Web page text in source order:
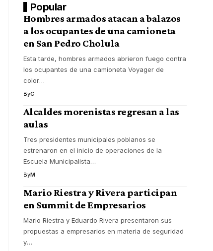
Popular
Hombres armados atacan a balazos
a los ocupantes de una camioneta
en San Pedro Cholula
Esta tarde, hombres armados abrieron fuego contra
los ocupantes de una camioneta Voyager de
color…
ByC
Alcaldes morenistas regresan a las
aulas
Tres presidentes municipales poblanos se
estrenaron en el inicio de operaciones de la
Escuela Municipalista…
ByM
Mario Riestra y Rivera participan
en Summit de Empresarios
Mario Riestra y Eduardo Rivera presentaron sus
propuestas a empresarios en materia de seguridad
y…